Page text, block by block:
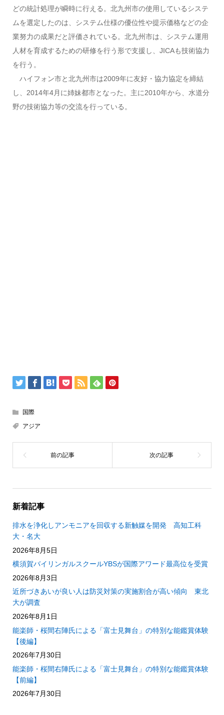
どの統計処理が瞬時に行える。北九州市の使用しているシステ
ムを選定したのは、システム仕様の優位性や提示価格などの企
業努力の成果だと評価されている。北九州市は、システム運用
人材を育成するための研修を行う形で支援し、JICAも技術協力
を行う。
ハイフォン市と北九州市は2009年に友好・協力協定を締結
し、2014年4月に姉妹都市となった。主に2010年から、水道分
野の技術協力等の交流を行っている。
国際
アジア
新着記事
排水を浄化しアンモニアを回収する新触媒を開発 高知工科
大・名大
2026年8月5日
横須賀バイリンガルスクールYBSが国際アワード最高位を受賞
2026年8月3日
近所づきあいが良い人は防災対策の実施割合が高い傾向 東北
大が調査
2026年8月1日
能楽師・桜間右陣氏による「富士見舞台」の特別な能鑑賞体験
【後編】
2026年7月30日
能楽師・桜間右陣氏による「富士見舞台」の特別な能鑑賞体験
【前編】
2026年7月30日